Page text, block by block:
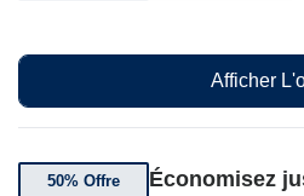
Afficher
50% Offre Économisez